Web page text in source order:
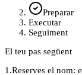
Preparar
Executar
Seguiment
El teu pas següent
1.Reserves el nom: